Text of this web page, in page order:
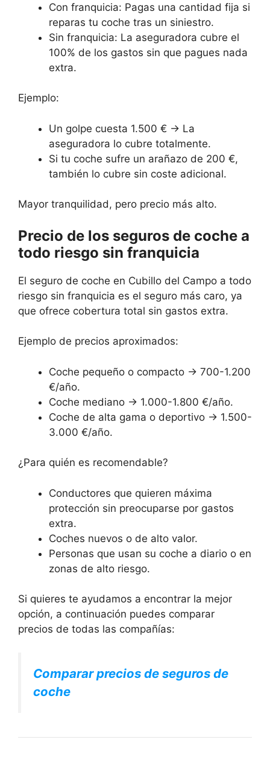
Con franquicia: Pagas una cantidad fija si
reparas tu coche tras un siniestro.
Sin franquicia: La aseguradora cubre el
100% de los gastos sin que pagues nada
extra.
Ejemplo:
Un golpe cuesta 1.500 € → La
aseguradora lo cubre totalmente.
Si tu coche sufre un arañazo de 200 €,
también lo cubre sin coste adicional.
Mayor tranquilidad, pero precio más alto.
Precio de los seguros de coche a
todo riesgo sin franquicia
El seguro de coche en Cubillo del Campo a todo
riesgo sin franquicia es el seguro más caro, ya
que ofrece cobertura total sin gastos extra.
Ejemplo de precios aproximados:
Coche pequeño o compacto → 700-1.200
€/año.
Coche mediano → 1.000-1.800 €/año.
Coche de alta gama o deportivo → 1.500-
3.000 €/año.
¿Para quién es recomendable?
Conductores que quieren máxima
protección sin preocuparse por gastos
extra.
Coches nuevos o de alto valor.
Personas que usan su coche a diario o en
zonas de alto riesgo.
Si quieres te ayudamos a encontrar la mejor
opción, a continuación puedes comparar
precios de todas las compañías:
Comparar precios de seguros de
coche